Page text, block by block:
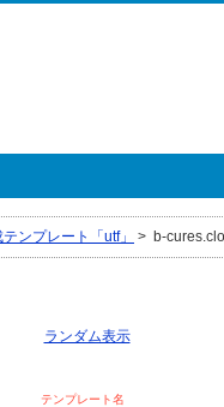
ンプレート「utf」 > b-
ランダム表示
テンプレート名